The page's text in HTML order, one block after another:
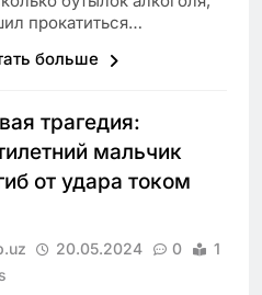
прокатиться…
больше
трагедия:
мальчик
от удара током
20.05.2024 0
1